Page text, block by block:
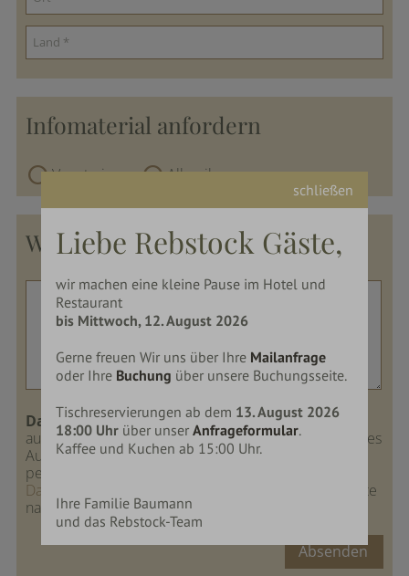
schließen
Liebe Rebstock Gäste,
wir machen eine kleine Pause im Hotel und
Restaurant
bis Mittwoch, 12. August 2026
Gerne freuen Wir uns über Ihre Mailanfrage
oder Ihre Buchung über unsere Buchungsseite.
Tischreservierungen ab dem 13. August 2026
18:00 Uhrüber unser Anfrageformular.
Kaffee und Kuchen ab 15:00 Uhr.
Ihre Familie Baumann
und das Rebstock-Team
Infomaterial anfordern
Vegetarier Allergiker
Wünsche
Datenschutz:Wir verarbeiten Ihre Daten
ausschließlich zur Bearbeitung Ihrer Anfrage oder Ihres
Auftrags. Weitere Informationen zum Umgang mit
personenbezogenen Daten finden Sie in unseren
Datenschutzhinweisen
. Die Daten werden 120 Monate
nach der Anfrage gelöscht.
Absenden